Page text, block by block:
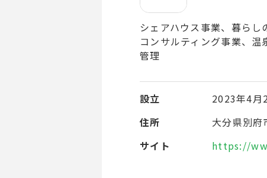
シェアハウス事業、暮らし
コンサルティング事業、温
管理
設立
2023年4月
住所
大分県別府
サイト
https://